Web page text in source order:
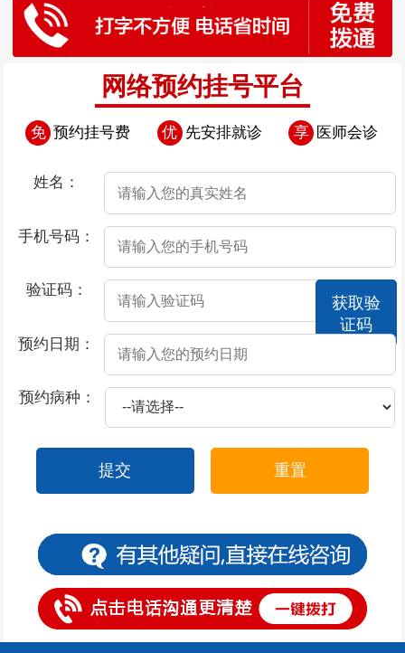
男性患上早泄有哪些表现
导致早泄发生的原因是什么 2026-07-24
导致男性患上早泄的原因都是些什么
导致早泄发生的因素存在哪些
导致男性患上早泄的原因有哪些 2026-07-24
尿道口边上有小肉粒是怎么回事 2026-07-23
尿道口瘙痒起红点
尿道口瘙痒尿道口肉芽
男人预防阳痿要怎么做呢 2026-07-18
2026-07-18
男性出现了阳痿疾病该怎么办 2026-07-18
男性不能晨勃是不是阳痿 2026-07-18
男人惹上阳痿必知的饮食宜忌 2026-07-18
尿道口早晨流脓
尿道口上面有几个水泡 2026-07-14
包皮过长、包茎有什么区别 2026-07-13
包皮过长导致早泄 2026-07-13
包皮过长的诱发因素是什么 2026-07-13
网络预约挂号平台
免 预约挂号费 优 先安排就诊 享 医师会诊
姓名：
手机号码：
验证码：
获取验
证码
预约日期：
预约病种：
提交 重置